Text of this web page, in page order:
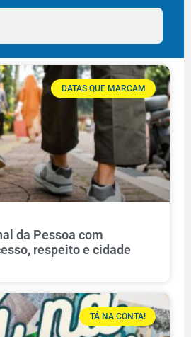
DATAS QUE MARCAM
da Pessoa com
respeito e cidade
TÁ NA CONTA!